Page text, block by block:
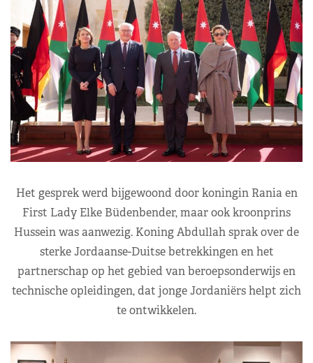
Het gesprek werd bijgewoond door koningin Rania en
First Lady Elke Büdenbender, maar ook kroonprins
Hussein was aanwezig. Koning Abdullah sprak over de
sterke Jordaanse-Duitse betrekkingen en het
partnerschap op het gebied van beroepsonderwijs en
technische opleidingen, dat jonge Jordaniërs helpt zich
te ontwikkelen.